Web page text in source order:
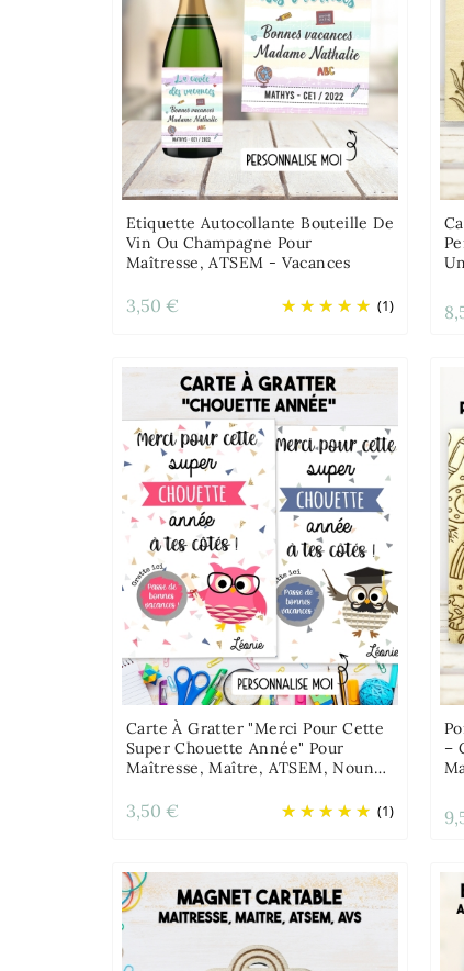
Etiquette Autocollante Bouteille De
Vin Ou Champagne Pour
Maîtresse, ATSEM - Vacances
(1)
3,50 €
Carte À Gratter "Merci Pour Cette
Super Chouette Année" Pour
Maîtresse, Maître, ATSEM, Nounou
(1)
3,50 €
–